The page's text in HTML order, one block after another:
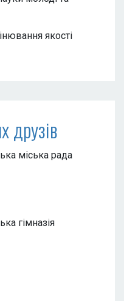
якості
друзів
міська рада
гімназія